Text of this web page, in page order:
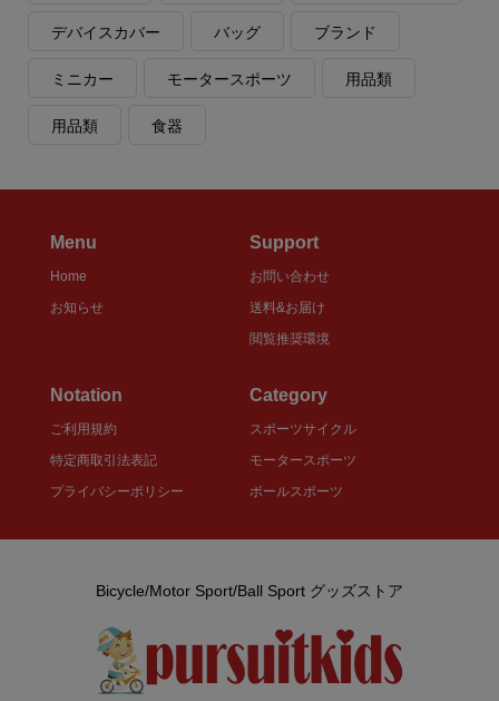
デバイスカバー バッグ ブランド
ミニカー モータースポーツ 用品類
用品類 食器
Menu
Home
お知らせ
Support
お問い合わせ
送料&お届け
閲覧推奨環境
Notation
ご利用規約
特定商取引法表記
プライバシーポリシー
Category
スポーツサイクル
モータースポーツ
ボールスポーツ
Bicycle/Motor Sport/Ball Sport グッズストア